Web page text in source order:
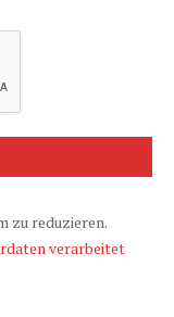
zu reduzieren.
verarbeitet